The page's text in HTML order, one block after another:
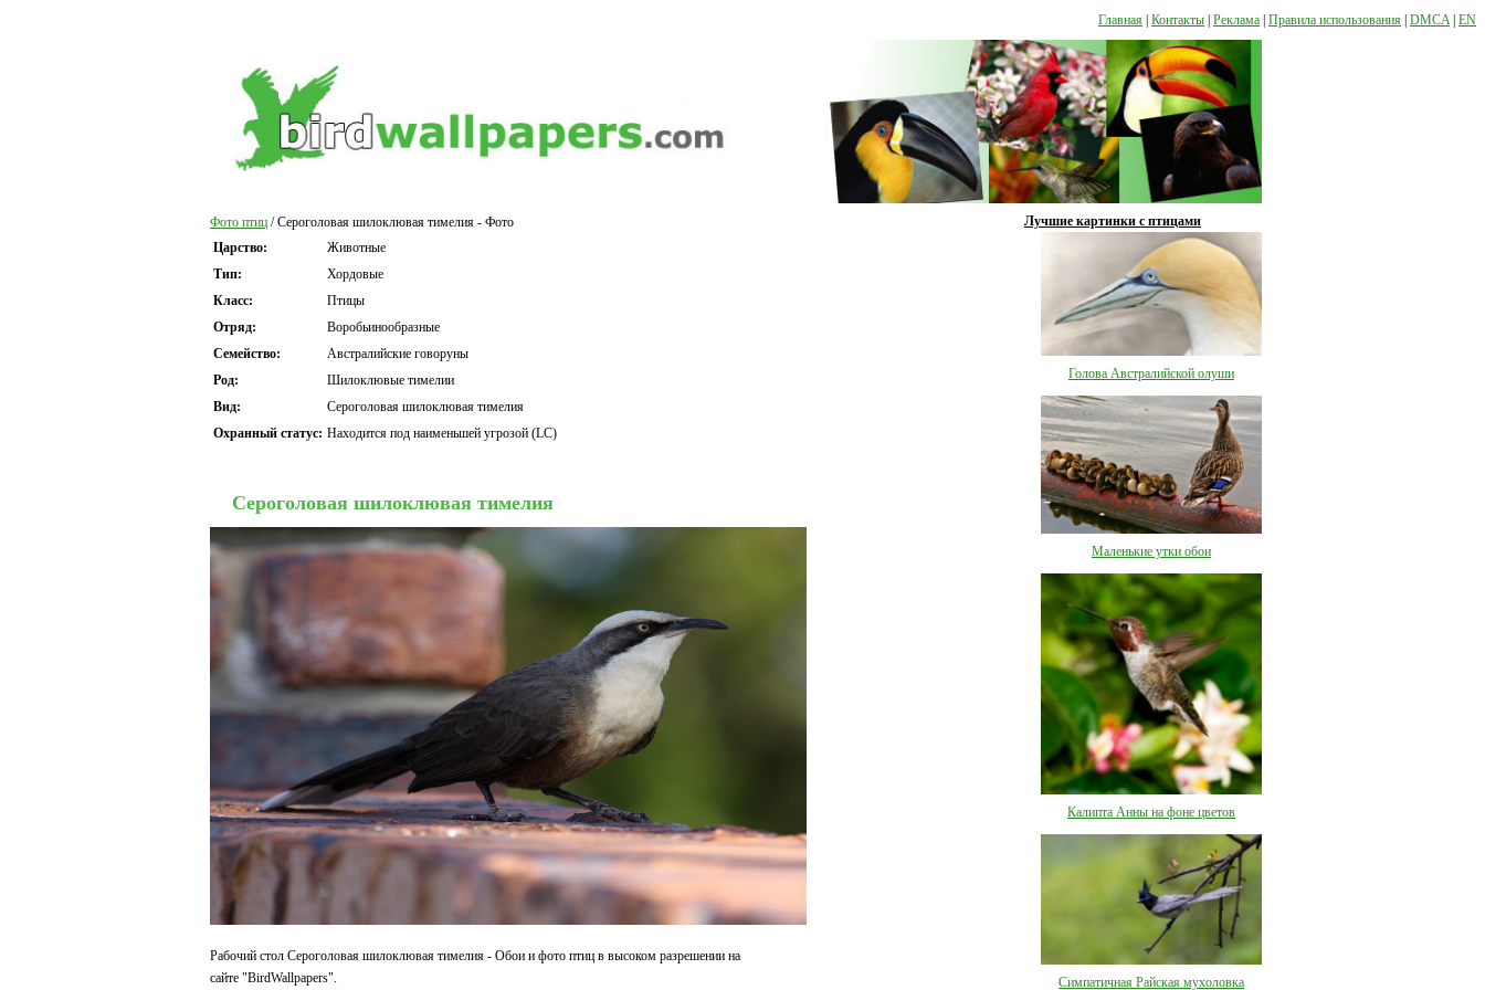
Главная Контакты Реклама Правила использования DMCA EN
Фото птиц / Сероголовая шилоклювая тимелия - Фото
Царство:
Животные
Тип:
Хордовые
Класс:
Птицы
Отряд:
Воробьинообразные
Семейство:
Австралийские говоруны
Род:
Шилоклювые тимелии
Вид:
Сероголовая шилоклювая тимелия
Охранный статус: Находится под наименьшей угрозой (LC)
Сероголовая шилоклювая тимелия
Рабочий стол Сероголовая шилоклювая тимелия - Обои и фото птиц в высоком разрешении на
сайте "BirdWallpapers".
Лучшие картинки с птицами
Голова Австралийской олуши
Маленькие утки обои
Калипта Анны на фоне цветов
Симпатичная Райская мухоловка